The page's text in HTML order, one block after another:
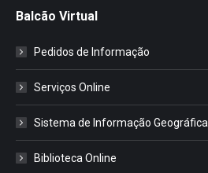
Balcão Virtual
Pedidos de Informação
Serviços Online
Sistema de Informação Geográfica
Biblioteca Online